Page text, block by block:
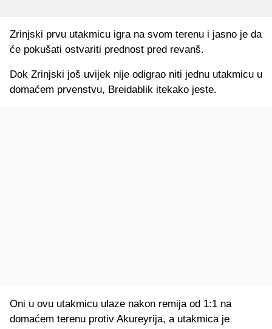
Zrinjski prvu utakmicu igra na svom terenu i jasno je da
će pokušati ostvariti prednost pred revanš.
Dok Zrinjski još uvijek nije odigrao niti jednu utakmicu u
domaćem prvenstvu, Breidablik itekako jeste.
Oni u ovu utakmicu ulaze nakon remija od 1:1 na
domaćem terenu protiv Akureyrija, a utakmica je